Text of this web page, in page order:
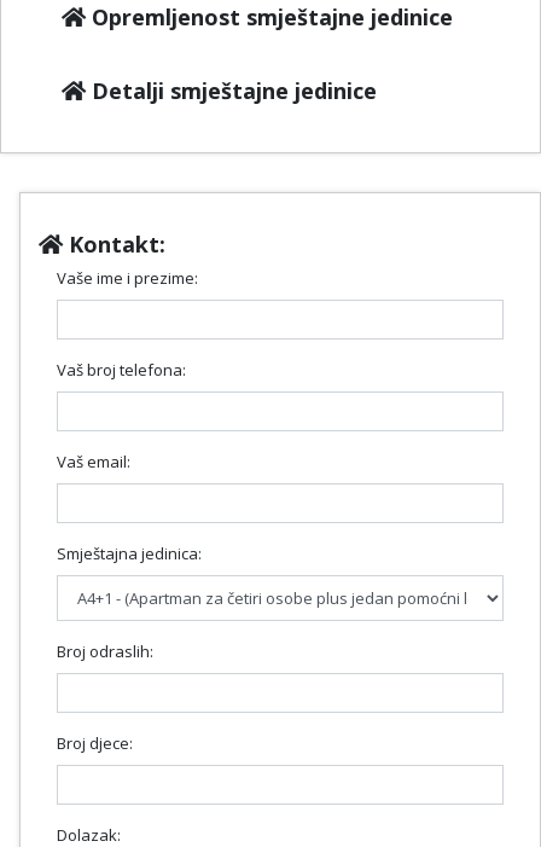
Opremljenost smještajne jedinice
Detalji smještajne jedinice
Kontakt:
Vaše ime i prezime:
Vaš broj telefona:
Vaš email:
Smještajna jedinica:
Broj odraslih:
Broj djece:
Dolazak: